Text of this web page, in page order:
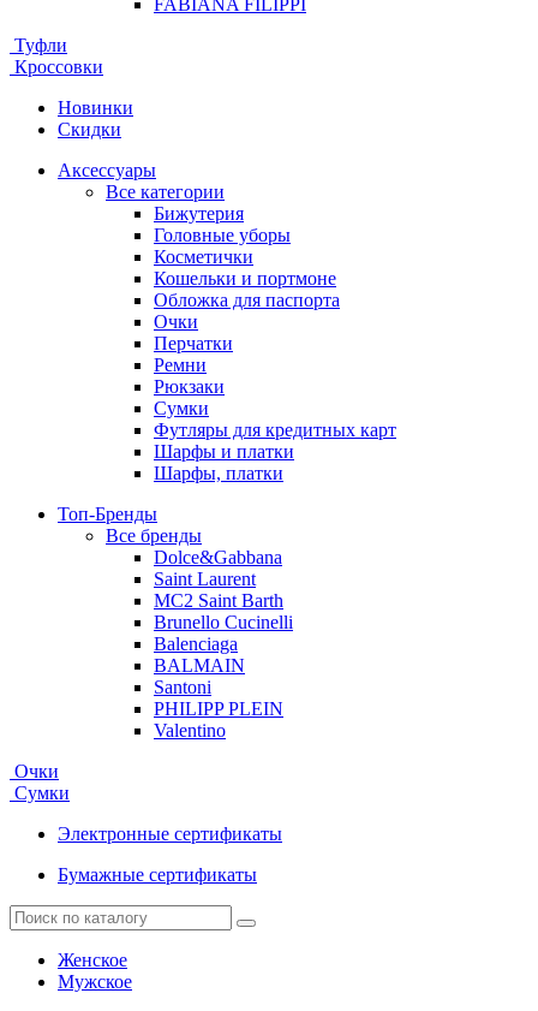
FABIANA FILIPPI
Туфли
Кроссовки
Новинки
Скидки
Аксессуары
Все категории
Бижутерия
Головные уборы
Косметички
Кошельки и портмоне
Обложка для паспорта
Очки
Перчатки
Ремни
Рюкзаки
Сумки
Футляры для кредитных карт
Шарфы и платки
Шарфы, платки
Топ-Бренды
Все бренды
Dolce&Gabbana
Saint Laurent
MC2 Saint Barth
Brunello Cucinelli
Balenciaga
BALMAIN
Santoni
PHILIPP PLEIN
Valentino
Очки
Сумки
Электронные сертификаты
Бумажные сертификаты
Женское
Мужское